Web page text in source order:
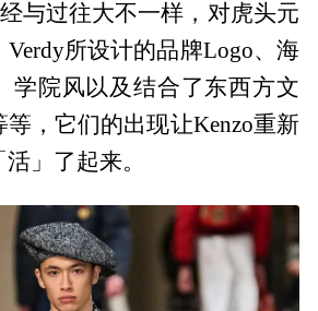
与过往大不一样，对虎头元
所设计的品牌Logo、海
学院风以及结合了东西方文
，它们的出现让Kenzo重新
」了起来。